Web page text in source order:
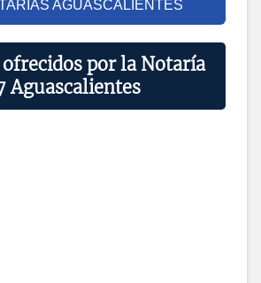
AGUASCALIENTES
ofrecidos por la Notaría
Aguascalientes